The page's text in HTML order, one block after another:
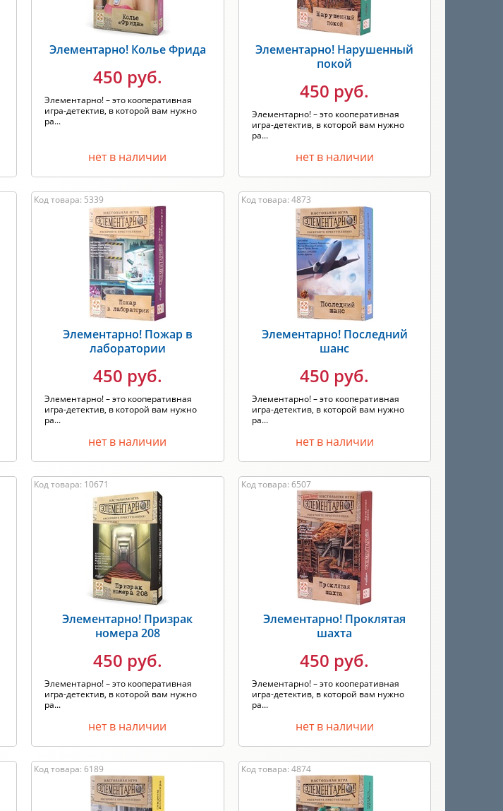
Элементарно! Колье Фрида
450 руб.
Элементарно! – это кооперативная
игра-детектив, в которой вам нужно
ра...
нет в наличии
Элементарно! Нарушенный
покой
450 руб.
Элементарно! – это кооперативная
игра-детектив, в которой вам нужно
ра...
нет в наличии
Код товара: 5339
Элементарно! Пожар в
лаборатории
450 руб.
Элементарно! – это кооперативная
игра-детектив, в которой вам нужно
ра...
нет в наличии
Код товара: 4873
Элементарно! Последний
шанс
450 руб.
Элементарно! – это кооперативная
игра-детектив, в которой вам нужно
ра...
нет в наличии
Код товара: 10671
Элементарно! Призрак
номера 208
450 руб.
Элементарно! – это кооперативная
игра-детектив, в которой вам нужно
ра...
нет в наличии
Код товара: 6507
Элементарно! Проклятая
шахта
450 руб.
Элементарно! – это кооперативная
игра-детектив, в которой вам нужно
ра...
нет в наличии
Код товара: 6189 Код товара: 4874